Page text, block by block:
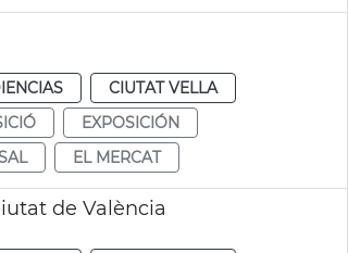
CIUTAT VELLA
EXPOSICIÓN
EL MERCAT
de València